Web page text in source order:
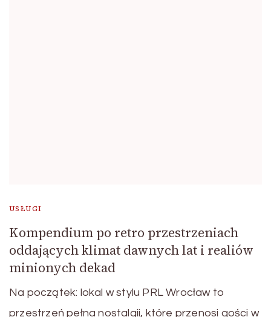
USŁUGI
Kompendium po retro przestrzeniach
oddających klimat dawnych lat i realiów
minionych dekad
Na początek: lokal w stylu PRL Wrocław to
przestrzeń pełna nostalgii, które przenosi gości w